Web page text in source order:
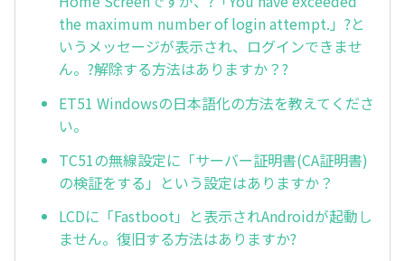
the maximum number of login attempt.」?と
いうメッセージが表示され、ログインできませ
ん。?解除する方法はありますか？?
ET51 Windowsの日本語化の方法を教えてくださ
い。
TC51の無線設定に「サーバー証明書(CA証明書)
の検証をする」という設定はありますか？
LCDに「Fastboot」と表示されAndroidが起動し
ません。復旧する方法はありますか?